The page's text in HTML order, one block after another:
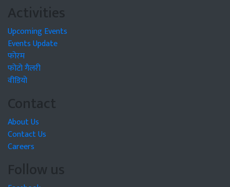
Activities
Upcoming Events
Events Update
फोरम
फोटो गैलरी
वीडियो
Contact
About Us
Contact Us
Careers
Follow us